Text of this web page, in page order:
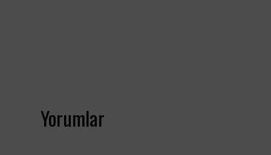
Yorumlar